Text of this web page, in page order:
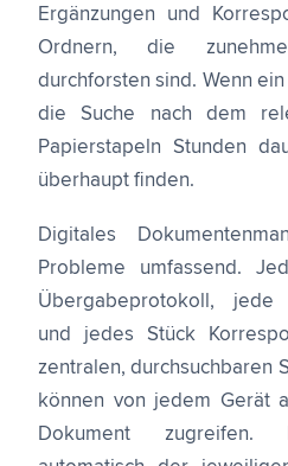
Ergänzungen und
Ordnern, die
durchforsten sind. Wenn
die Suche nach dem
Papierstapeln Stunden
überhaupt finden.
Digitales
Probleme umfassend.
Übergabeprotokoll, jede
und jedes Stück
zentralen, durchsuchbaren
können von jedem Gerät
Dokument zugreifen.